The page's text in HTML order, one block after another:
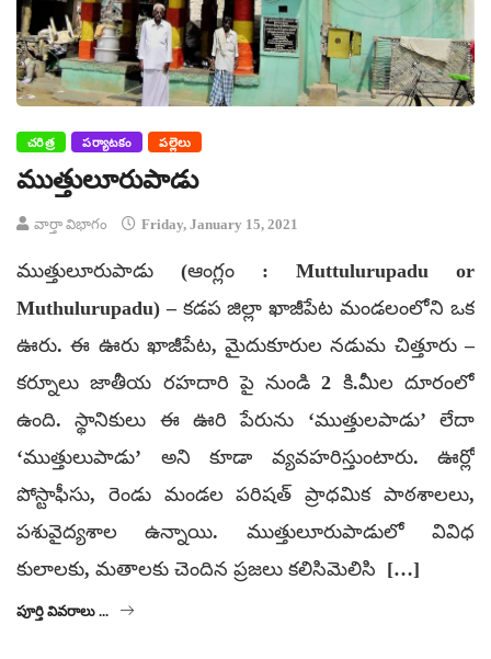
చరిత్ర పర్యాటకం పల్లెలు
ముత్తులూరుపాడు
వార్తా విభాగం Friday, January 15, 2021
ముత్తులూరుపాడు (ఆంగ్లం : Muttulurupadu or
Muthulurupadu) – కడప జిల్లా ఖాజీపేట మండలంలోని ఒక
ఊరు. ఈ ఊరు ఖాజీపేట, మైదుకూరుల నడుమ చిత్తూరు –
కర్నూలు జాతీయ రహదారి పై నుండి 2 కి.మీల దూరంలో
ఉంది. స్థానికులు ఈ ఊరి పేరును ‘ముత్తులపాడు’ లేదా
‘ముత్తులుపాడు’ అని కూడా వ్యవహరిస్తుంటారు. ఊర్లో
పోస్టాఫీసు, రెండు మండల పరిషత్ ప్రాధమిక పాఠశాలలు,
పశువైద్యశాల ఉన్నాయి. ముత్తులూరుపాడులో వివిధ
కులాలకు, మతాలకు చెందిన ప్రజలు కలిసిమెలిసి […]
పూర్తి వివరాలు ...